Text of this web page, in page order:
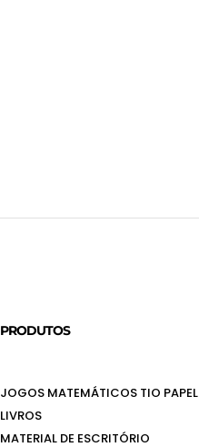
PRODUTOS
JOGOS MATEMÁTICOS TIO PAPEL
LIVROS
MATERIAL DE ESCRITÓRIO